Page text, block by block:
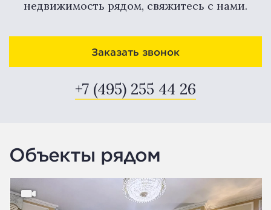
недвижимость рядом, свяжитесь с нами.
Заказать звонок
+7 (495) 255 44 26
Объекты рядом